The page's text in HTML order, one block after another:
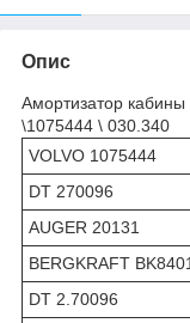
Опис
Амортизатор
\1075444 \ 030.340
VOLVO 1075444
DT 270096
AUGER 20131
BERGKRAFT
DT 2.70096